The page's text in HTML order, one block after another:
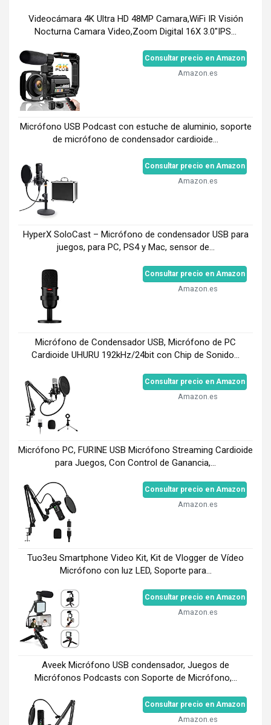
Videocámara 4K Ultra HD 48MP Camara,WiFi IR Visión
Nocturna Camara Video,Zoom Digital 16X 3.0"IPS...
Consultar precio en Amazon
Amazon.es
Micrófono USB Podcast con estuche de aluminio, soporte
de micrófono de condensador cardioide...
Consultar precio en Amazon
Amazon.es
HyperX SoloCast – Micrófono de condensador USB para
juegos, para PC, PS4 y Mac, sensor de...
Consultar precio en Amazon
Amazon.es
Micrófono de Condensador USB, Micrófono de PC
Cardioide UHURU 192kHz/24bit con Chip de Sonido...
Consultar precio en Amazon
Amazon.es
Micrófono PC, FURINE USB Micrófono Streaming Cardioide
para Juegos, Con Control de Ganancia,...
Consultar precio en Amazon
Amazon.es
Tuo3eu Smartphone Video Kit, Kit de Vlogger de Vídeo
Micrófono con luz LED, Soporte para...
Consultar precio en Amazon
Amazon.es
Aveek Micrófono USB condensador, Juegos de
Micrófonos Podcasts con Soporte de Micrófono,...
Consultar precio en Amazon
Amazon.es